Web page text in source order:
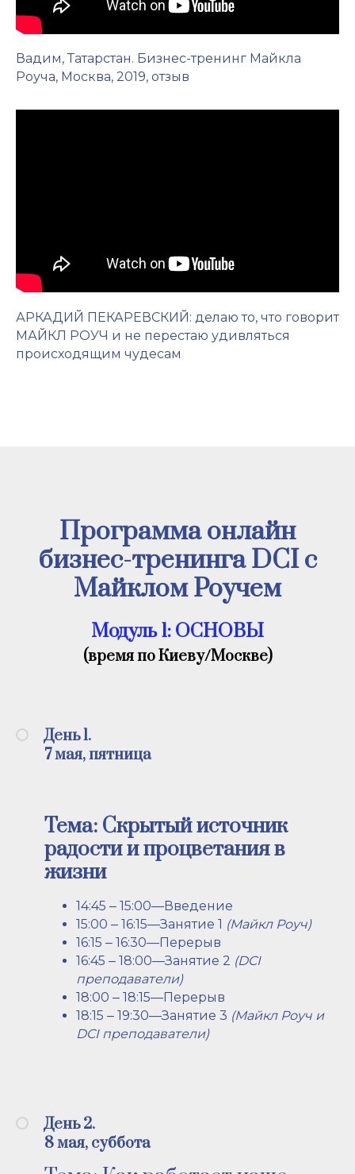
Вадим, Татарстан. Бизнес-тренинг Майкла
Роуча, Москва, 2019, отзыв
АРКАДИЙ ПЕКАРЕВСКИЙ: делаю то, что говорит
МАЙКЛ РОУЧ и не перестаю удивляться
происходящим чудесам
Программа онлайн
бизнес-тренинга DCI с
Майклом Роучем
Модуль 1: ОСНОВЫ
(время по Киеву/Москве)
День 1.
7 мая, пятница
Тема: Скрытый источник
радости и процветания в
жизни
14:45 ‒ 15:00—Введение
15:00 ‒ 16:15—Занятие 1 (Майкл Роуч)
16:15 ‒ 16:30—Перерыв
16:45 ‒ 18:00—Занятие 2 (DCI
преподаватели)
18:00 ‒ 18:15—Перерыв
18:15 ‒ 19:30—Занятие 3 (Майкл Роуч и
DCI преподаватели)
День 2.
8 мая, суббота